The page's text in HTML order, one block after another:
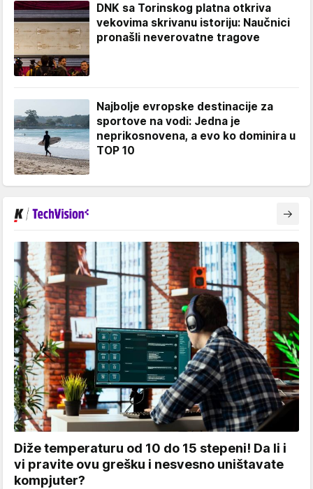
DNK sa Torinskog platna otkriva
vekovima skrivanu istoriju: Naučnici
pronašli neverovatne tragove
Najbolje evropske destinacije za
sportove na vodi: Jedna je
neprikosnovena, a evo ko dominira u
TOP 10
Diže temperaturu od 10 do 15 stepeni! Da li i
vi pravite ovu grešku i nesvesno uništavate
kompjuter?